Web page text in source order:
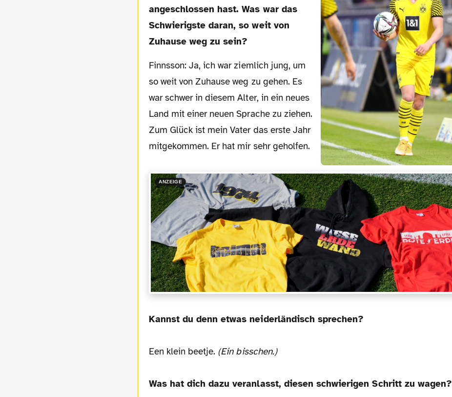
angeschlossen hast. Was war das
Schwierigste daran, so weit von
Zuhause weg zu sein?
Finnsson: Ja, ich war ziemlich jung, um
so weit von Zuhause weg zu gehen. Es
war schwer in diesem Alter, in ein neues
Land mit einer neuen Sprache zu ziehen.
Zum Glück ist mein Vater das erste Jahr
mitgekommen. Er hat mir sehr geholfen.
ANZEIGE
Kannst du denn etwas neiderländisch sprechen?
Een klein beetje. (Ein bisschen.)
Was hat dich dazu veranlasst, diesen schwierigen Schritt zu wagen?